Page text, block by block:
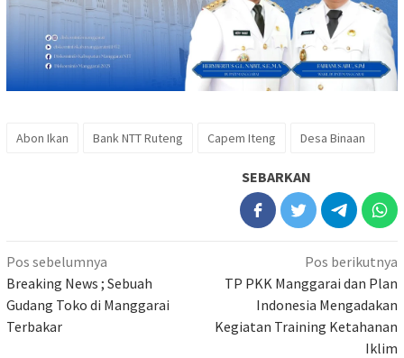
Abon Ikan Bank NTT Ruteng Capem Iteng Desa Binaan
SEBARKAN
Navigasi
pos
Pos sebelumnya
Breaking News ; Sebuah
Gudang Toko di Manggarai
Terbakar
Pos berikutnya
TP PKK Manggarai dan Plan
Indonesia Mengadakan
Kegiatan Training Ketahanan
Iklim